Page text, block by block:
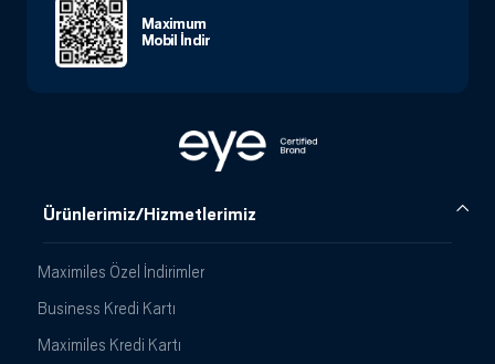
Ürünlerimiz/Hizmetlerimiz
Maximiles Özel İndirimler
Business Kredi Kartı
Maximiles Kredi Kartı
Maximum
Mobil İndir